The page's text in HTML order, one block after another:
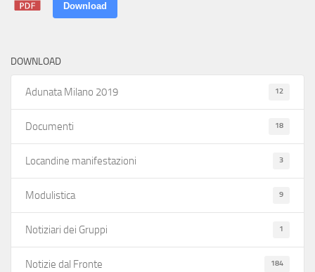
Download
DOWNLOAD
Adunata Milano 2019 12
Documenti 18
Locandine manifestazioni 3
Modulistica 9
Notiziari dei Gruppi 1
Notizie dal Fronte 184